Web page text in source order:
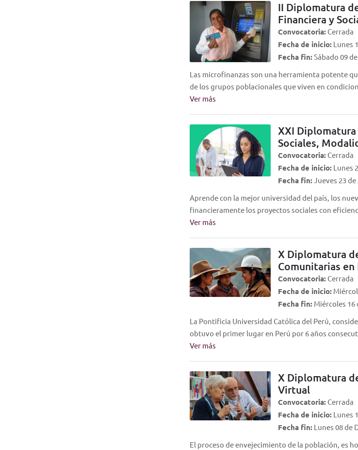
II Diplomatura
Financiera y
Convocatoria: Cerrada
Fecha de inicio: Lunes
Fecha fin:Sábado 09
Las microfinanzas son una herramienta potente
de los grupos poblacionales que viven en
Ver más
XXI
Sociales,
Convocatoria: Cerrada
Fecha de inicio: Lunes
Fecha fin:Jueves 23
Aprende con la mejor universidad del país, los
financieramente los proyectos sociales con
Ver más
X Diplomatura
Comunitarias
Convocatoria: Cerrada
Fecha de inicio:
Fecha fin: Miércoles 16
La Pontificia Universidad Católica del Perú,
obtuvo el primer lugar en Perú por 6 años
Ver más
X Diplomatura
Virtual
Convocatoria: Cerrada
Fecha de inicio: Lunes
Fecha fin: Lunes 08 de
El proceso de envejecimiento de la población, es